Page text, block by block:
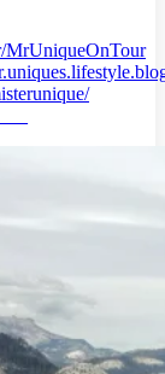
MrUniqueOnTour